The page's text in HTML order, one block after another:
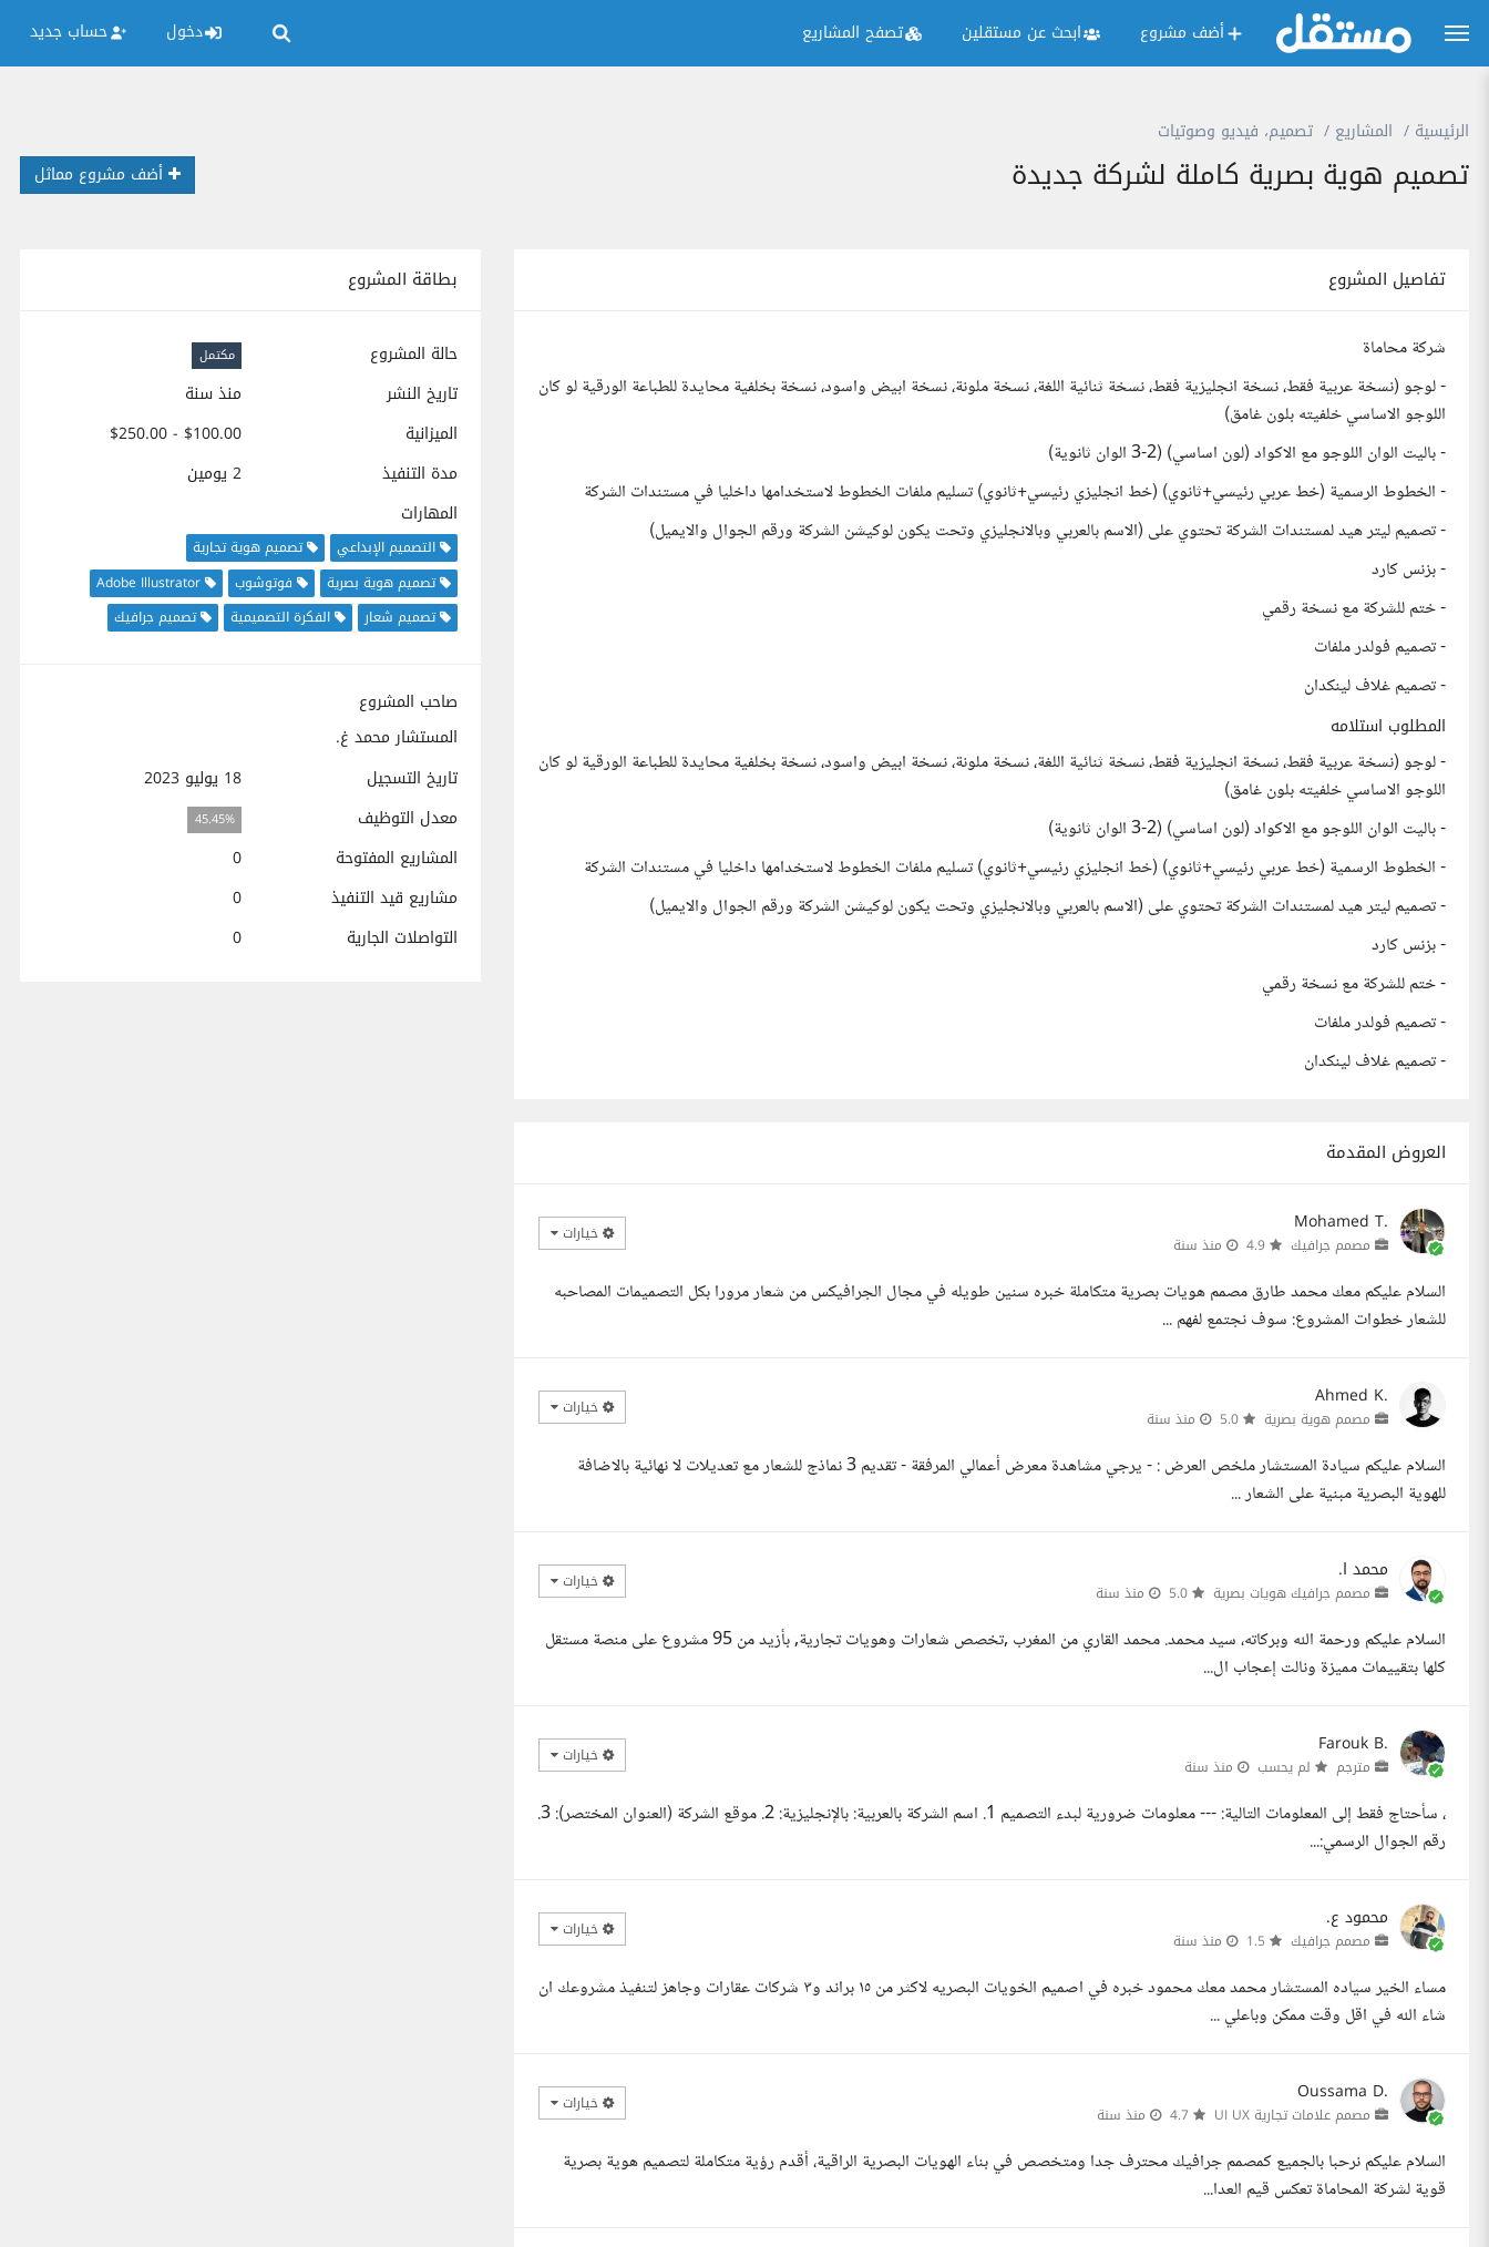
أضف مشروع ابحث عن مستقلين تصفح المشاريع دخول حساب جديد
الرئيسية المشاريع تصميم، فيديو وصوتيات
تصميم هوية بصرية كاملة لشركة جديدة أضف مشروع مماثل
بطاقة المشروع
حالة المشروع مكتمل
تاريخ النشر
منذ سنة
الميزانية
$100.00 - $250.00
مدة التنفيذ
2 يومين
المهارات
التصميم الإبداعي
تصميم هوية تجارية
تصميم هوية بصرية
فوتوشوب
Adobe Illustrator
تصميم شعار
الفكرة التصميمية تصميم جرافيك
صاحب المشروع
المستشار محمد غ.
تاريخ التسجيل
18 يوليو 2023
معدل التوظيف
45.45%
المشاريع المفتوحة
0
مشاريع قيد التنفيذ
0
التواصلات الجارية
0
تفاصيل المشروع
شركة محاماة
- لوجو (نسخة عربية فقط، نسخة انجليزية فقط، نسخة ثنائية اللغة، نسخة ملونة، نسخة ابيض واسود، نسخة بخلفية محايدة للطباعة الورقية لو كان
اللوجو الاساسي خلفيته بلون غامق)
- باليت الوان اللوجو مع الاكواد (لون اساسي) (2-3 الوان ثانوية)
- الخطوط الرسمية (خط عربي رئيسي+ثانوي) (خط انجليزي رئيسي+ثانوي) تسليم ملفات الخطوط لاستخدامها داخليا في مستندات الشركة
- تصميم ليتر هيد لمستندات الشركة تحتوي على (الاسم بالعربي وبالانجليزي وتحت يكون لوكيشن الشركة ورقم الجوال والايميل)
- بزنس كارد
- ختم للشركة مع نسخة رقمي
- تصميم فولدر ملفات
- تصميم غلاف لينكدان
المطلوب استلامه
- لوجو (نسخة عربية فقط، نسخة انجليزية فقط، نسخة ثنائية اللغة، نسخة ملونة، نسخة ابيض واسود، نسخة بخلفية محايدة للطباعة الورقية لو كان
اللوجو الاساسي خلفيته بلون غامق)
- باليت الوان اللوجو مع الاكواد (لون اساسي) (2-3 الوان ثانوية)
- الخطوط الرسمية (خط عربي رئيسي+ثانوي) (خط انجليزي رئيسي+ثانوي) تسليم ملفات الخطوط لاستخدامها داخليا في مستندات الشركة
- تصميم ليتر هيد لمستندات الشركة تحتوي على (الاسم بالعربي وبالانجليزي وتحت يكون لوكيشن الشركة ورقم الجوال والايميل)
- بزنس كارد
- ختم للشركة مع نسخة رقمي
- تصميم فولدر ملفات
- تصميم غلاف لينكدان
العروض المقدمة
Mohamed T.
مصمم جرافيك منذ سنة خيارات
السلام عليكم معك محمد طارق مصمم هويات بصرية متكاملة خبره سنين طويله في مجال الجرافيكس من شعار مرورا بكل التصميمات المصاحبه
للشعار خطوات المشروع: سوف نجتمع لفهم ...
Ahmed K.
مصمم هوية بصرية منذ سنة خيارات
السلام عليكم سيادة المستشار ملخص العرض : - يرجي مشاهدة معرض أعمالي المرفقة - تقديم 3 نماذج للشعار مع تعديلات لا نهائية بالاضافة
للهوية البصرية مبنية على الشعار ...
محمد ا.
مصمم جرافيك هويات بصرية منذ سنة خيارات
السلام عليكم ورحمة الله وبركاته، سيد محمد. محمد القاري من المغرب ,تخصص شعارات وهويات تجارية, بأزيد من 95 مشروع على منصة مستقل
كلها بتقييمات مميزة ونالت إعجاب ال...
Farouk B.
مترجم لم يحسب منذ سنة خيارات
، سأحتاج فقط إلى المعلومات التالية: --- معلومات ضرورية لبدء التصميم 1. اسم الشركة بالعربية: بالإنجليزية: 2. موقع الشركة (العنوان المختصر): 3.
رقم الجوال الرسمي:...
محمود ع.
مصمم جرافيك منذ سنة خيارات
مساء الخير سياده المستشار محمد معك محمود خبره في اصميم الخويات البصريه لاكثر من ١٥ براند و٣ شركات عقارات وجاهز لتنفيذ مشروعك ان
شاء الله في اقل وقت ممكن وباعلي ...
Oussama D.
مصمم علامات تجارية UI UX منذ سنة خيارات
السلام عليكم نرحبا بالجميع كمصمم جرافيك محترف جدا ومتخصص في بناء الهويات البصرية الراقية، أقدم رؤية متكاملة لتصميم هوية بصرية
قوية لشركة المحاماة تعكس قيم العدا...